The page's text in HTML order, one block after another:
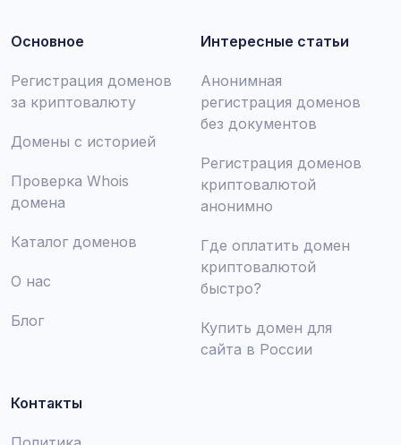
Основное
Регистрация доменов
за криптовалюту
Домены с историей
Проверка Whois
домена
Каталог доменов
О нас
Блог
Интересные статьи
Анонимная
регистрация доменов
без документов
Регистрация доменов
криптовалютой
анонимно
Где оплатить домен
криптовалютой
быстро?
Купить домен для
сайта в России
Контакты